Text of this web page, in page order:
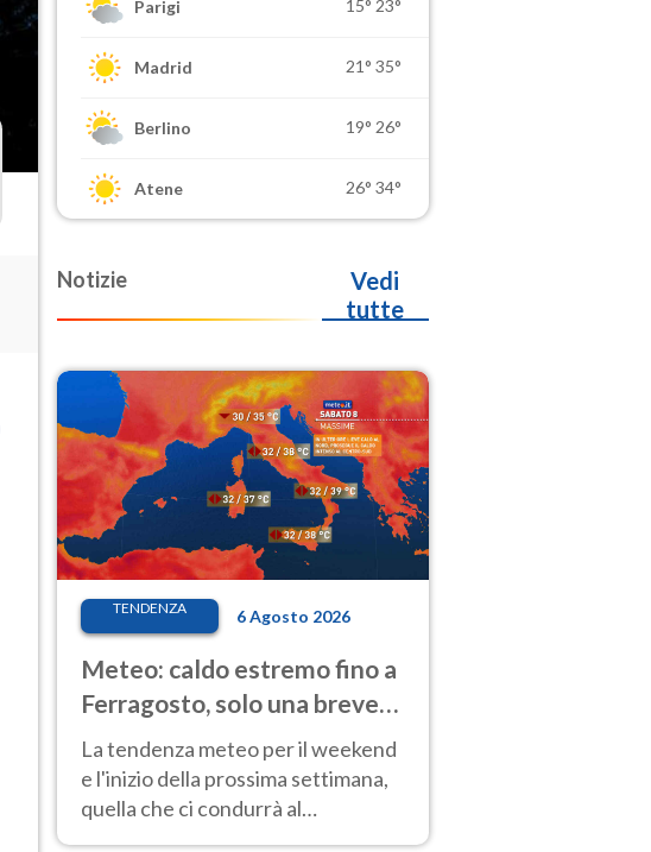
Parigi 15° 23°
Madrid 21° 35°
Berlino 19° 26°
Atene 26° 34°
Notizie
Vedi
tutte
TENDENZA 6 Agosto 2026
Meteo: caldo estremo fino a
Ferragosto, solo una breve
pausa. Ecco dove
La tendenza meteo per il weekend
e l'inizio della prossima settimana,
quella che ci condurrà al